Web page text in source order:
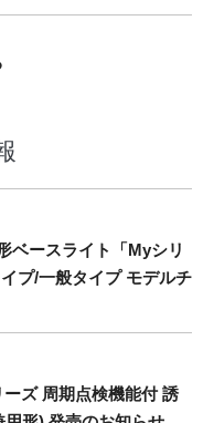
ベースライト「Myシリ
プ/一般タイプ モデルチ
ーズ 周期点検機能付 誘